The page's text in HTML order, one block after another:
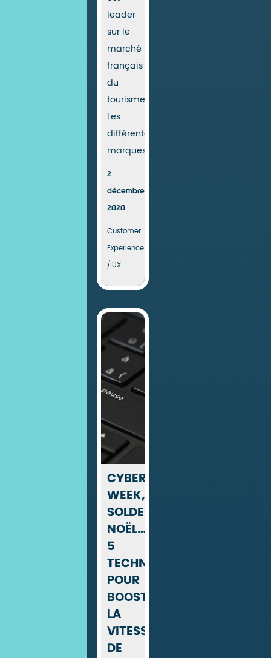
leader
sur le
marché
français
du
tourisme.
Les
différentes
marques...
2
décembre
2020
Customer
Experience
/ UX
CYBER
WEEK,
SOLDES,
NOËL…
5
TECHNIQUES
POUR
BOOSTER
LA
VITESSE
DE